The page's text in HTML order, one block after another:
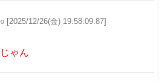
[2025/12/26(金) 19:58:09.87]
ゃん